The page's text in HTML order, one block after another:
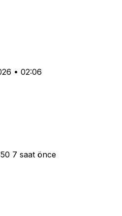
• 02:06
7 saat önce